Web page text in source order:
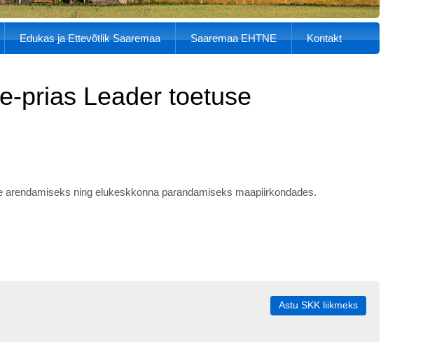
Edukas ja Ettevõtlik Saaremaa Saaremaa EHTNE Kontakt
prias Leader toetuse
ning elukeskkonna parandamiseks maapiirkondades.
Astu SKK liikmeks